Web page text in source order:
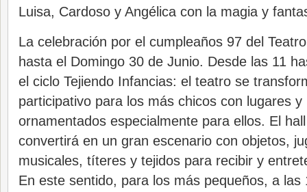
Luisa, Cardoso y Angélica con la magia y
La celebración por el cumpleaños 97 del
hasta el Domingo 30 de Junio. Desde las 11
el ciclo Tejiendo Infancias: el teatro se
participativo para los más chicos con lugares y
ornamentados especialmente para ellos. El
convertirá en un gran escenario con objetos,
musicales, títeres y tejidos para recibir y
En este sentido, para los más pequeños, a las